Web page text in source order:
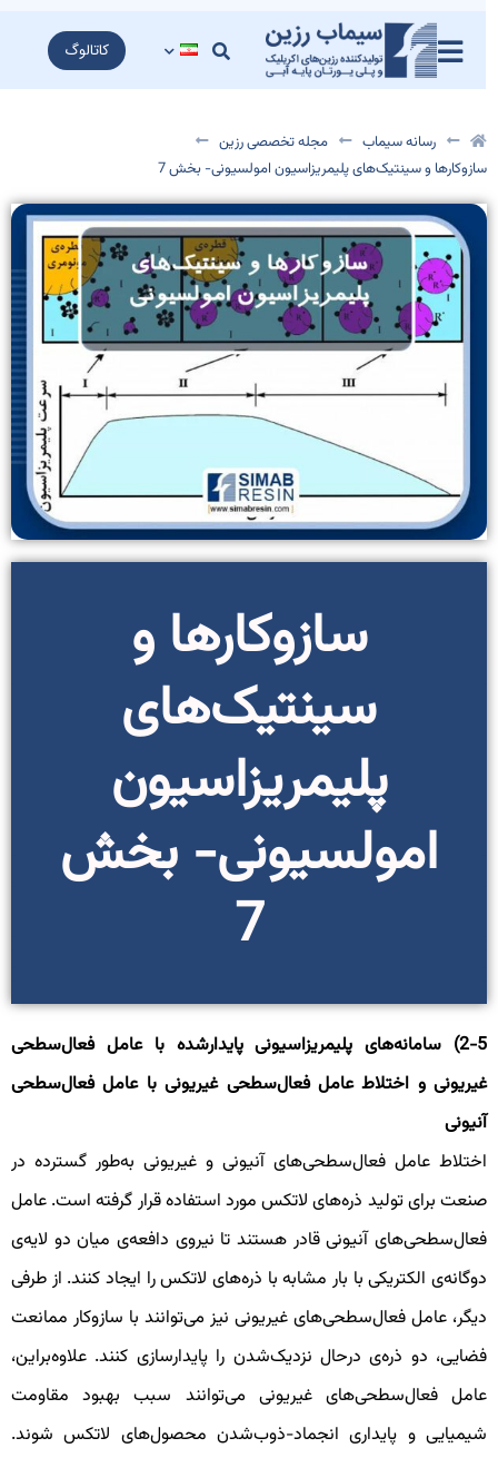
کاتالوگ
رسانه سیماب
مجله تخصصی رزین
سازوکارها و سینتیک‌های پلیمریزاسیون امولسیونی- بخش‌ 7
سازوکارها و
سینتیک‌های
پلیمریزاسیون
امولسیونی- بخش‌
7
2-5) سامانه‌های پلیمریزاسیونی پایدارشده با عامل فعال‌سطحی
غیریونی و اختلاط عامل فعال‌سطحی غیریونی با عامل فعال‌سطحی
آنیونی
اختلاط عامل فعال‌سطحی‌های آنیونی و غیریونی به‌طور گسترده در
صنعت برای تولید ذره‌های لاتکس مورد استفاده قرار گرفته است. عامل
فعال‌سطحی‌های آنیونی قادر هستند تا نیروی دافعه‌ی میان دو لایه‌ی
دوگانه‌ی الکتریکی با بار مشابه با ذره‌های لاتکس را ایجاد کنند. از طرفی
دیگر، عامل فعال‌سطحی‌های غیریونی نیز می‌توانند با سازوکار ممانعت
فضایی، دو ذره‌ی درحال نزدیک‌شدن را پایدارسازی کنند. علاوه‌براین،
عامل فعال‌سطحی‌های غیریونی می‌توانند سبب بهبود مقاومت
شیمیایی و پایداری انجماد-ذوب‌شدن محصول‌های لاتکس شوند.